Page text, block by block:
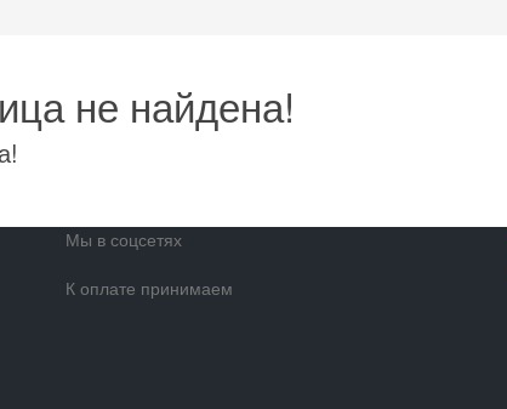
не найдена!
Мы в соцсетях
К оплате принимаем